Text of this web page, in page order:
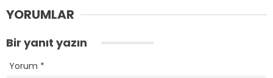
YORUMLAR
Bir yanıt yazın
Yorum *